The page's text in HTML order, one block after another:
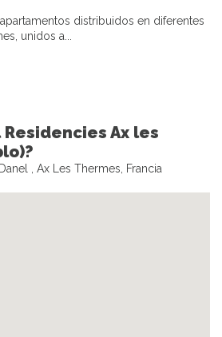
distribuidos en diferentes
unidos a...
Ax les
, Ax Les Thermes, Francia